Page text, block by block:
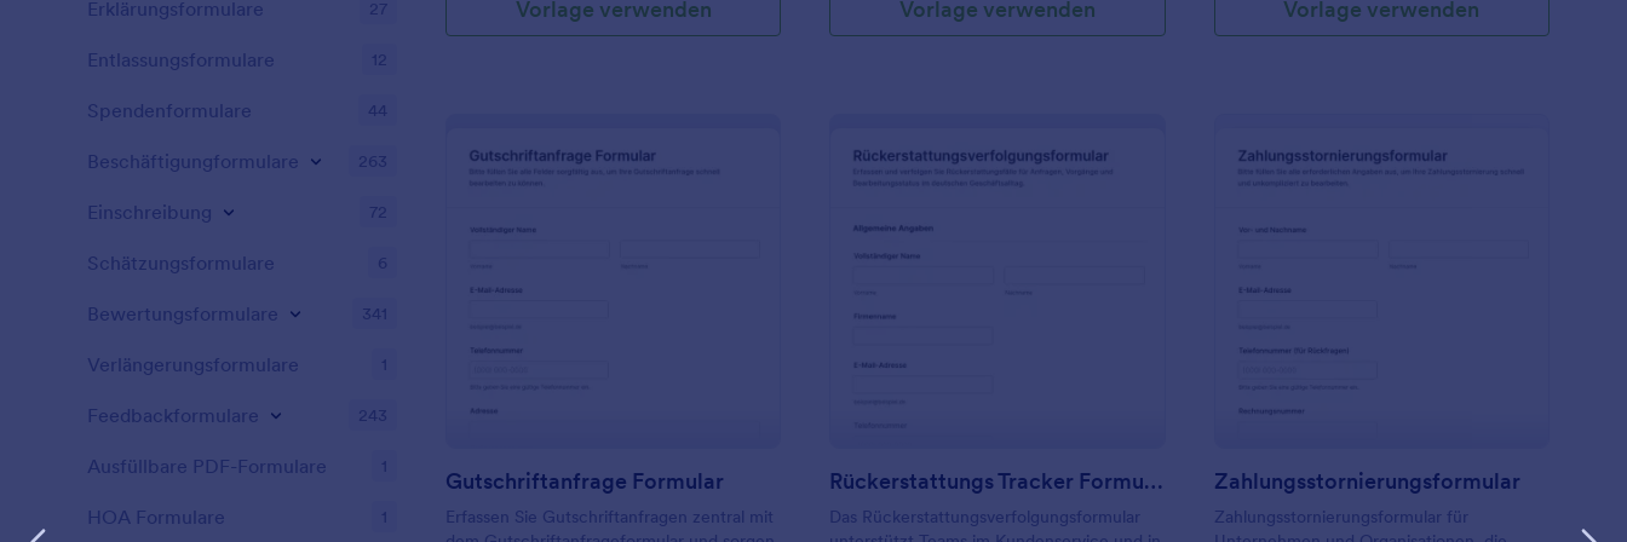
mit Jotform.Vorlage verwenden Vorlage verwenden Vorlage verwenden
Gutschriftanfrage Formular
Erfassen Sie Gutschriftanfragen zentral mit
Rückerstattungs Tracker Formular
Das Rückerstattungsverfolgungsformular
Zahlungsstornierungsformular
Zahlungsstornierungsformular für
Erklärungsformulare 27
Entlassungsformulare 12
Spendenformulare 44
Beschäftigungformulare 263
Einschreibung 72
Schätzungsformulare 6
Bewertungsformulare 341
Verlängerungsformulare 1
Feedbackformulare 243
Ausfüllbare PDF-Formulare 1
HOA Formulare 1